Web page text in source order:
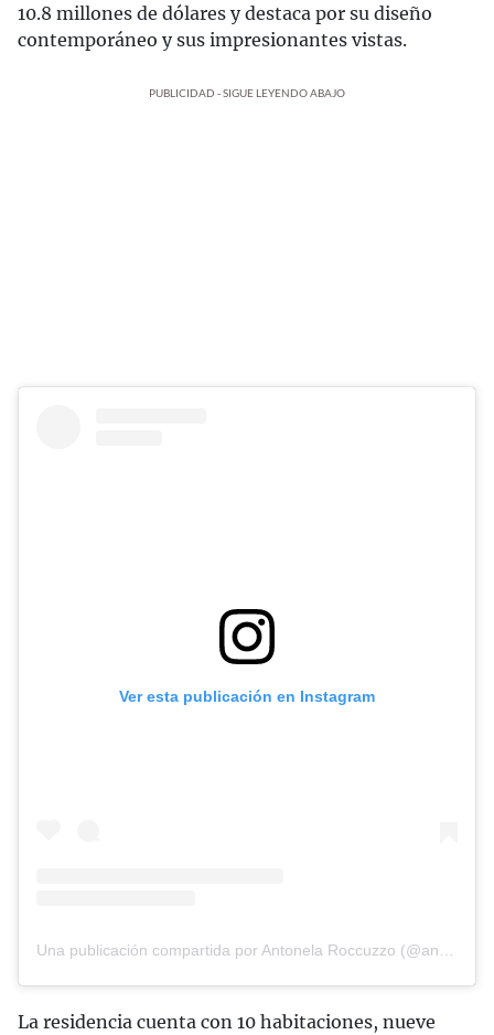
10.8 millones de dólares y destaca por su diseño
contemporáneo y sus impresionantes vistas.
PUBLICIDAD - SIGUE LEYENDO ABAJO
Ver esta publicación en Instagram
Una publicación compartida por Antonela Roccuzzo (@antonelaroccuzzo)
La residencia cuenta con 10 habitaciones, nueve